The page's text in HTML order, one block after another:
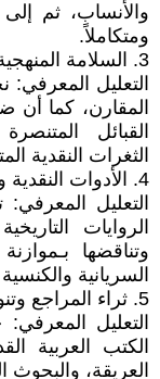
والأنساب، ثم
ومتكاملاً.
3. السلامة المنهجية والمصطلحية: 19.5 من 20
التعليل المعرفي:
المقارن، كما أن
القبائل
الثغرات النقدية
4. الأدوات النقدية ومحاكمة المصادر: 19 من 20
التعليل
الروايات
وتناقضها
السريانية
5. ثراء المراجع وتنوعها الحضاري: 18.5 من 20
التعليل
الكتب العربية
العريقة،